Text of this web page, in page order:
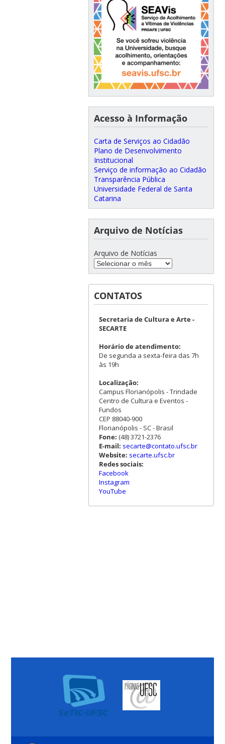
Acesso à Informação
Carta de Serviços ao Cidadão
Plano de Desenvolvimento
Institucional
Serviço de informação ao Cidadão
Transparência Pública
Universidade Federal de Santa
Catarina
Arquivo de Notícias
Arquivo de Notícias
CONTATOS
Secretaria de Cultura e Arte -
SECARTE
Horário de atendimento:
De segunda a sexta-feira das 7h
às 19h
Localização:
Campus Florianópolis - Trindade
Centro de Cultura e Eventos -
Fundos
CEP 88040-900
Florianópolis - SC - Brasil
Fone: (48) 3721-2376
E-mail: secarte@contato.ufsc.br
Website: secarte.ufsc.br
Redes sociais:
Facebook
Instagram
YouTube